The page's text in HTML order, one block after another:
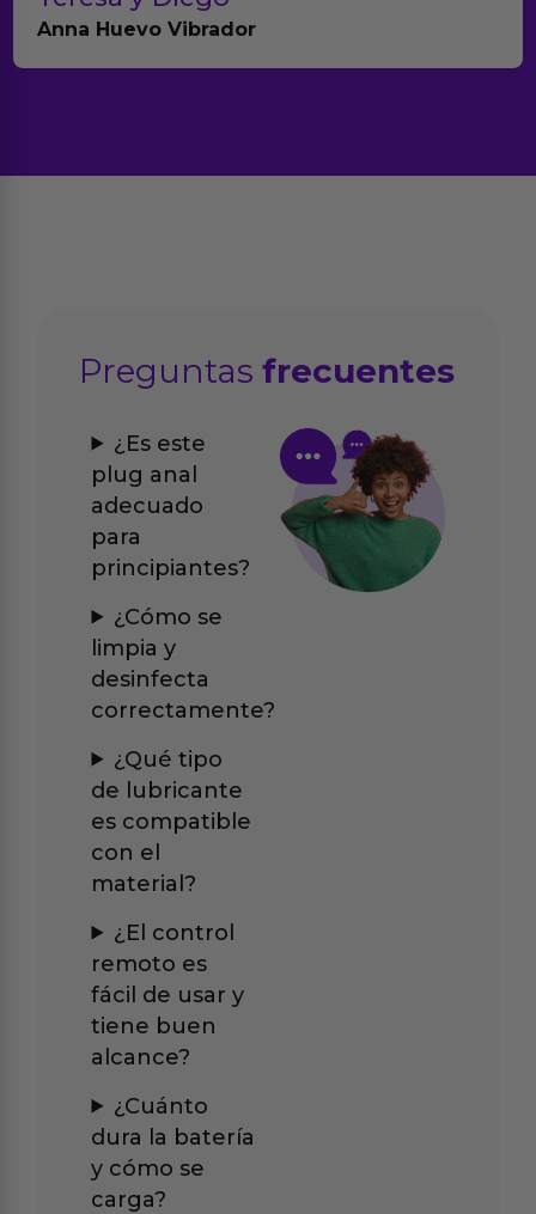
Anna Huevo Vibrador
Preguntasfrecuentes
¿Es este
plug anal
adecuado
para
principiantes?
¿Cómo se
limpia y
desinfecta
correctamente?
¿Qué tipo
de lubricante
es compatible
con el
material?
¿El control
remoto es
fácil de usar y
tiene buen
alcance?
¿Cuánto
dura la batería
y cómo se
carga?